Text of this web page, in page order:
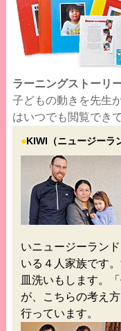
ラーニングストーリ
子どもの動きを先生
はいつでも閲覧でき
●KIWI（ニュージーラ
いニュージーラン
いる４人家族です
皿洗いもします。
が、こちらの考え
行っています。